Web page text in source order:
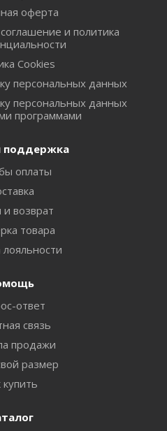
оферта
и политика
Cookies
персональных данных
персональных данных
программами
поддержка
оплаты
возврат
товара
лояльности
ответ
связь
продажи
размер
купить